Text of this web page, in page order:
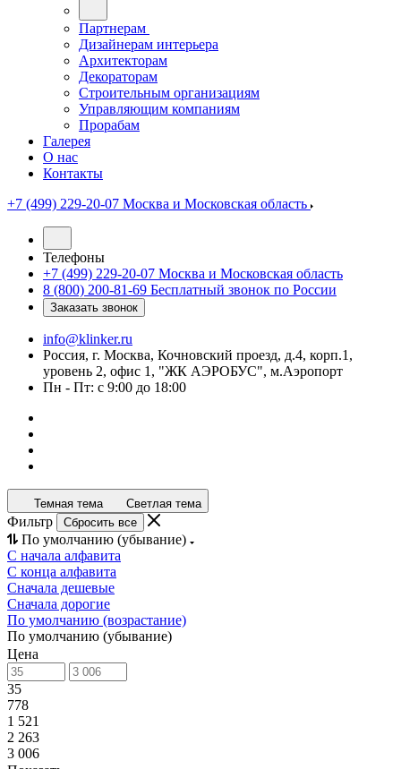
Партнерам
Дизайнерам интерьера
Архитекторам
Декораторам
Строительным организациям
Управляющим компаниям
Прорабам
Галерея
О нас
Контакты
+7 (499) 229-20-07 Москва и Московская область
Телефоны
+7 (499) 229-20-07 Москва и Московская область
8 (800) 200-81-69 Бесплатный звонок по России
Заказать звонок
info@klinker.ru
Россия, г. Москва, Кочновский проезд, д.4, корп.1,
уровень 2, офис 1, "ЖК АЭРОБУС", м.Аэропорт
Пн - Пт: с 9:00 до 18:00
Темная тема Светлая тема
Фильтр Сбросить все
По умолчанию (убывание)
С начала алфавита
С конца алфавита
Сначала дешевые
Сначала дорогие
По умолчанию (возрастание)
По умолчанию (убывание)
Цена
35
778
1 521
2 263
3 006